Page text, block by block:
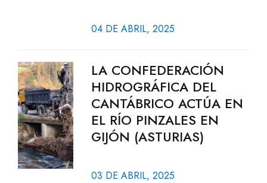
04 DE ABRIL, 2025
LA CONFEDERACIÓN
HIDROGRÁFICA DEL
CANTÁBRICO ACTÚA EN
EL RÍO PINZALES EN
GIJÓN (ASTURIAS)
03 DE ABRIL, 2025